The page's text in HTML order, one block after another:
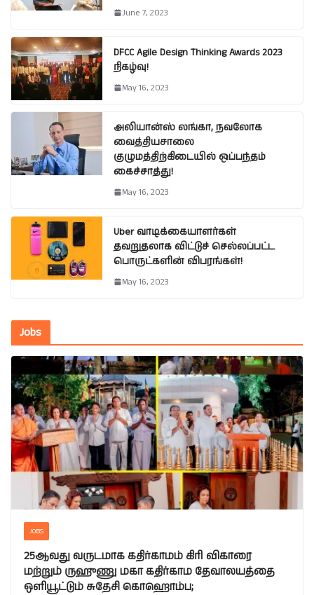
June 7, 2023
DFCC Agile Design Thinking Awards 2023
நிகழ்வு!
May 16, 2023
அலியான்ஸ் லங்கா, நவலோக
வைத்தியசாலை
குழுமத்திற்கிடையில் ஒப்பந்தம்
கைச்சாத்து!
May 16, 2023
Uber வாடிக்கையாளர்கள்
தவறுதலாக விட்டுச் செல்லப்பட்ட
பொருட்களின் விபரங்கள்!
May 16, 2023
Jobs
JOBS
25ஆவது வருடமாக கதிர்காமம் கிரி விகாரை
மற்றும் ருஹுணு மகா கதிர்காம தேவாலயத்தை
ஒளியூட்டும் சுதேசி கொஹொம்ப;